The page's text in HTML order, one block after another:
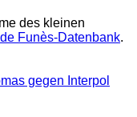
des kleinen
Funès-Datenbank.
gegen Interpol